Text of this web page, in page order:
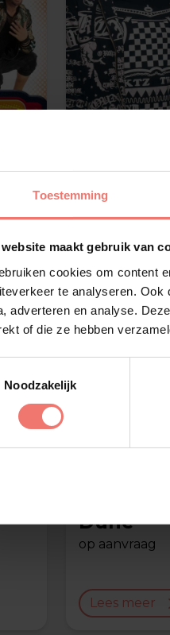
Toestemming
website maakt gebruik van
cookies om content
te analyseren.
adverteren en analyse.
of die ze hebben
Noodzakelijk
Lees meer
Dune
op aanvraag
Lees meer